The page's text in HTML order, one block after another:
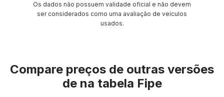
Os dados não possuem validade oficial e não devem
ser considerados como uma avaliação de veículos
usados.
Compare preços de outras versões
de na tabela Fipe